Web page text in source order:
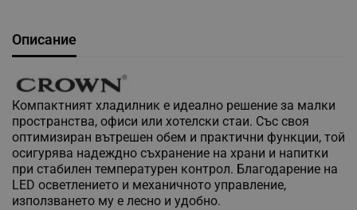
Описание
Компактният хладилник е идеално решение за малки
пространства, офиси или хотелски стаи. Със своя
оптимизиран вътрешен обем и практични функции, той
осигурява надеждно съхранение на храни и напитки
при стабилен температурен контрол. Благодарение на
LED осветлението и механичното управление,
използването му е лесно и удобно.